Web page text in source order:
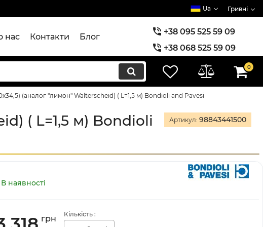
Ua Гривні
нас Контакти Блог
+38 095 525 59 09
+38 068 525 59 09
+38 073 525 59 09
0
(аналог "лимон" Walterscheid) ( L=1,5 м) Bondioli and Pavesi
( L=1,5 м) Bondioli
Артикул: 98843441500
В наявності
грн Кількість :